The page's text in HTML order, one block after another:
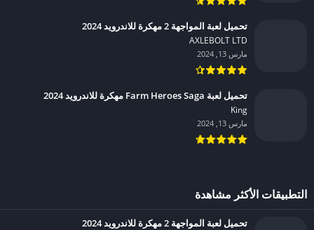
تحميل لعبة المواجهة 2 مهكرة للاندرويد 2024
AXLEBOLT LTD‏
مارس 13, 2024
تحميل لعبة Farm Heroes Saga مهكرة للاندرويد 2024
King‏
مارس 13, 2024
التطبيقات الأكثر مشاهدة
تحميل لعبة المواجهة 2 مهكرة للاندرويد 2024